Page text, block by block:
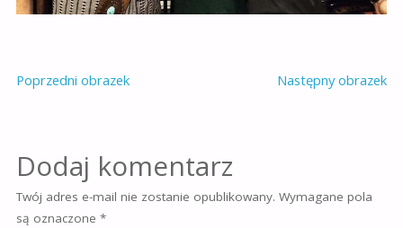
Poprzedni obrazek Następny obrazek
Dodaj komentarz
Twój adres e-mail nie zostanie opublikowany. Wymagane pola
są oznaczone *